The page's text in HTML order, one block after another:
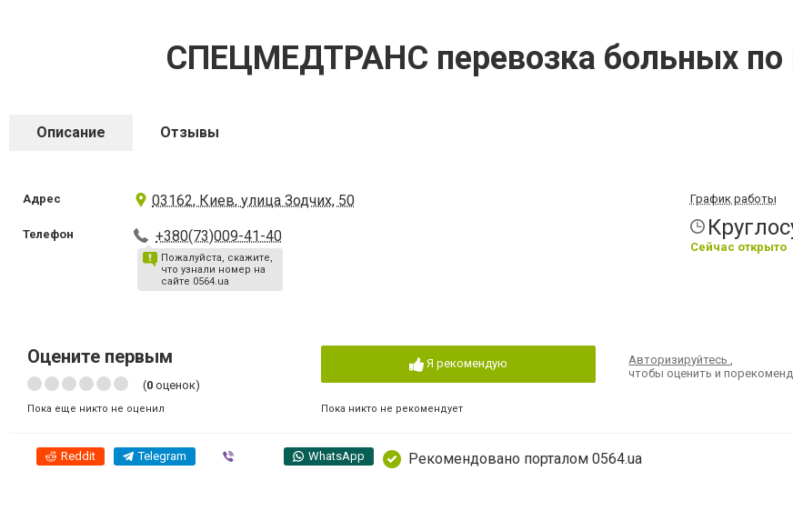
СПЕЦМЕДТРАНС перевозка больных по
Описание Отзывы
Адрес 03162, Киев, улица Зодчих, 50
Телефон +380(73)009-41-40
Пожалуйста, скажите,
что узнали номер на
сайте 0564.ua
График работы
Сейчас открыто
Оцените первым
(0 оценок)
Пока еще никто не оценил
Я рекомендую
Пока никто не рекомендует
Авторизируйтесь,
чтобы оценить и
Reddit Telegram WhatsApp Рекомендовано порталом 0564.ua